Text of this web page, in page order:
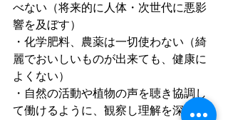
べない（将来的に人体・次世代に悪影
響を及ぼす）
・化学肥料、農薬は一切使わない（綺
麗でおいしいものが出来ても、健康に
よくない）
・自然の活動や植物の声を聴き協調し
て働けるように、観察し理解を深める